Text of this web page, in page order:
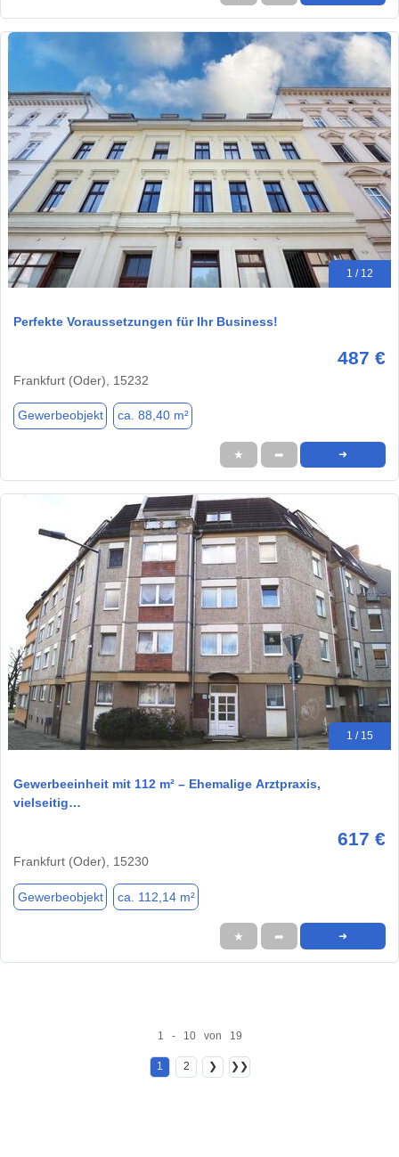
1 / 12
Perfekte Voraussetzungen für Ihr Business!
487 €
Frankfurt (Oder), 15232
Gewerbeobjekt ca. 88,40 m²
★ ➦ ➜
1 / 15
Gewerbeeinheit mit 112 m² – Ehemalige Arztpraxis,
vielseitig…
617 €
Frankfurt (Oder), 15230
Gewerbeobjekt ca. 112,14 m²
★ ➦ ➜
1 - 10 von 19
1 2 ❯ ❯❯